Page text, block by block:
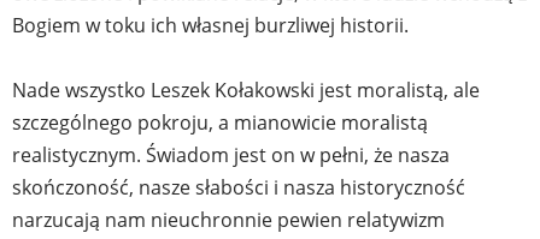
Bogiem w toku ich własnej burzliwej historii.
Nade wszystko Leszek Kołakowski jest moralistą, ale
szczególnego pokroju, a mianowicie moralistą
realistycznym. Świadom jest on w pełni, że nasza
skończoność, nasze słabości i nasza historyczność
narzucają nam nieuchronnie pewien relatywizm